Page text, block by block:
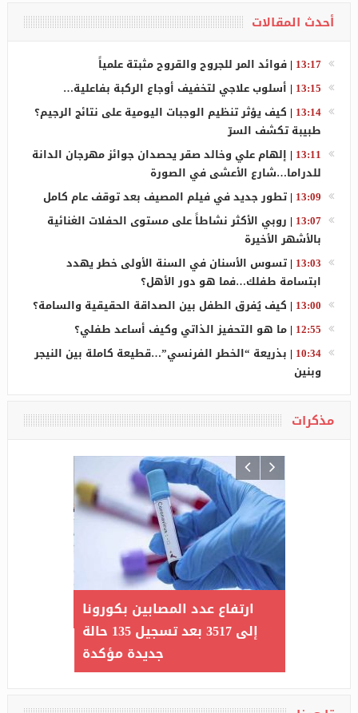
أحدث المقالات
13:17
| فوائد المر للجروح والقروح مثبتة علمياً
13:15
| أسلوب علاجي لتخفيف أوجاع الركبة بفاعلية…
13:14
| كيف يؤثر تنظيم الوجبات اليومية على نتائج الرجيم؟
طبيبة تكشف السرّ
13:11
| إلهام علي وخالد صقر يحصدان جوائز مهرجان الدانة
للدراما…شارع الأعشى في الصورة
13:09
| تطور جديد في فيلم المصيف بعد توقف عام كامل
13:07
| روبي الأكثر نشاطاً على مستوى الحفلات الغنائية
بالأشهر الأخيرة
13:03
| تسوس الأسنان في السنة الأولى خطر يهدد
ابتسامة طفلك…فما هو دور الأهل؟
13:00
| كيف يُفرق الطفل بين الصداقة الحقيقية والسامة؟
12:55
| ما هو التحفيز الذاتي وكيف أساعد طفلي؟
10:34
| بذريعة “الخطر الفرنسي”…قطيعة كاملة بين النيجر
وبنين
مذكرات
ارتفاع عدد المصابين بكورونا
إلى 3517 بعد تسجيل 135 حالة
جديدة مؤكدة